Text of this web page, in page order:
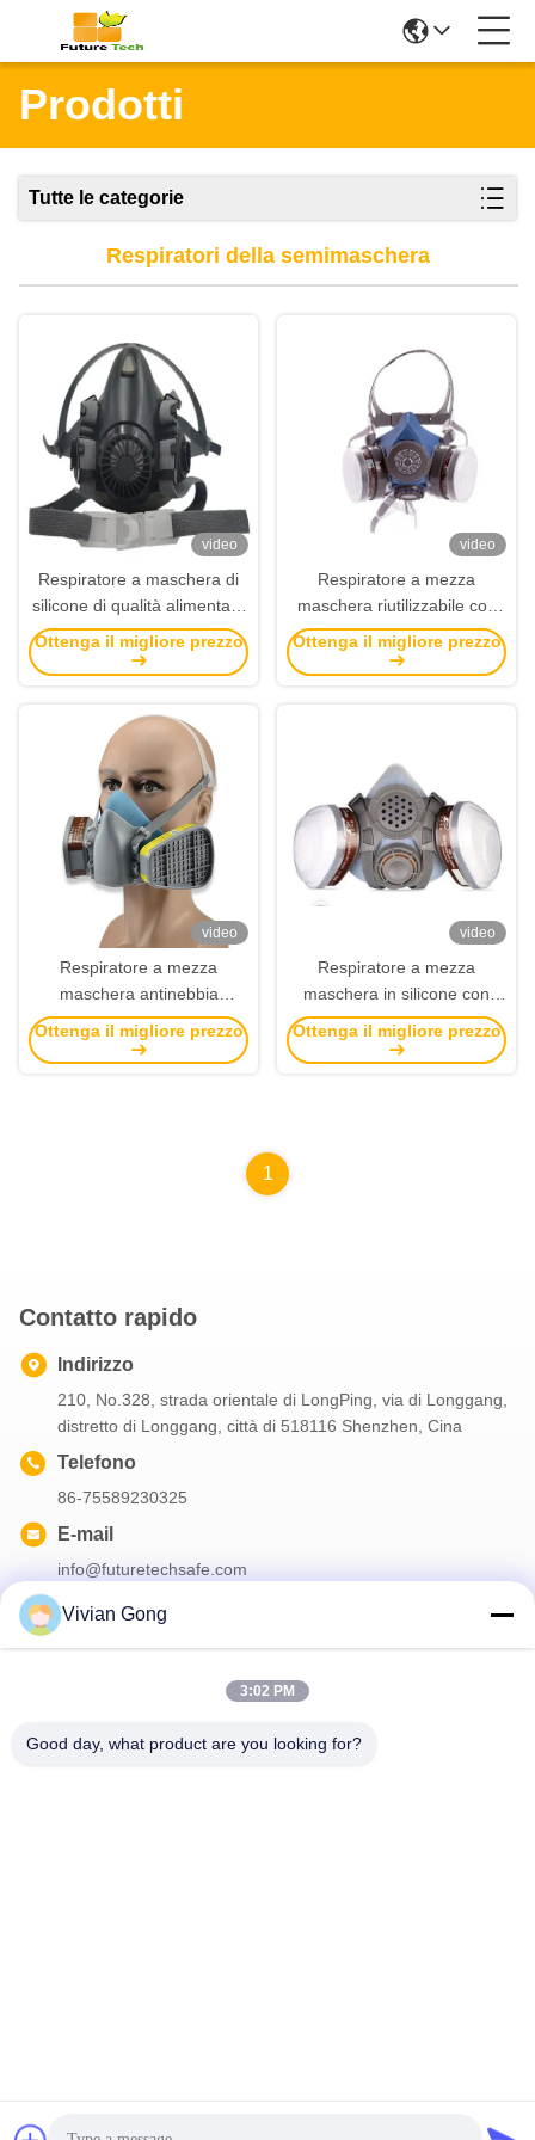
Prodotti
Tutte le categorie
Respiratori della semimaschera
video
Respiratore a maschera di
silicone di qualità alimentare
con connessione a baionetta
per una costruzione
Ottenga il migliore prezzo
video
Respiratore a mezza
maschera riutilizzabile con
connessione a baionetta e
antiappannamento per la
Ottenga il migliore prezzo
video
Respiratore a mezza
maschera antinebbia
riutilizzabile con difesa da
gas di polvere per la
Ottenga il migliore prezzo
video
Respiratore a mezza
maschera in silicone con
connessione a baionetta per
spruzzatura anti-gas e
Ottenga il migliore prezzo
1
Contatto rapido
Indirizzo
210, No.328, strada orientale di LongPing, via di Longgang,
distretto di Longgang, città di 518116 Shenzhen, Cina
Telefono
86-75589230325
E-mail
info@futuretechsafe.com
La nostra newsletter
Iscriviti alla nostra newsletter per sconti e altro.
Lampada da miniera Fornitore. 2023-2026 FUTURE TECH
Vivian Gong
3:02 PM
Good day, what product are you looking for?